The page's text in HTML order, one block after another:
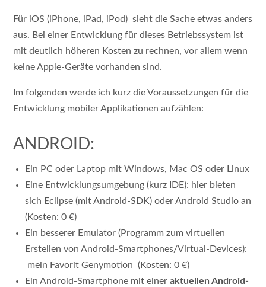
Für iOS (iPhone, iPad, iPod) sieht die Sache etwas anders
aus. Bei einer Entwicklung für dieses Betriebssystem ist
mit deutlich höheren Kosten zu rechnen, vor allem wenn
keine Apple-Geräte vorhanden sind.
Im folgenden werde ich kurz die Voraussetzungen für die
Entwicklung mobiler Applikationen aufzählen:
ANDROID:
Ein PC oder Laptop mit Windows, Mac OS oder Linux
Eine Entwicklungsumgebung (kurz IDE): hier bieten
sich Eclipse (mit Android-SDK) oder Android Studio an
(Kosten: 0 €)
Ein besserer Emulator (Programm zum virtuellen
Erstellen von Android-Smartphones/Virtual-Devices):
mein Favorit Genymotion (Kosten: 0 €)
Ein Android-Smartphone mit eineraktuellen Android-